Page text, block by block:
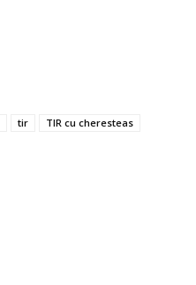
tir TIR cu cheresteas